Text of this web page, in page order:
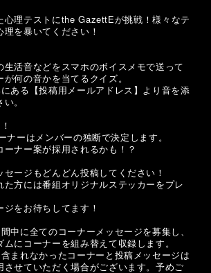
心理テストにthe GazettEが挑戦！様々なテ
を暴いてください！
生活音などをスマホのボイスメモで送って
何の音かを当てるクイズ。
ある【投稿用メールアドレス】より音を添
。
ーはメンバーの独断で決定します。
ナー案が採用されるかも！？
ージもどんどん投稿してください！
た方には番組オリジナルステッカーをプレ
をお待ちしてます！
中に全てのコーナーメッセージを募集し、
にコーナーを組み替えて収録します。
まれなかったコーナーと投稿メッセージは
させていただく場合がございます。予めご